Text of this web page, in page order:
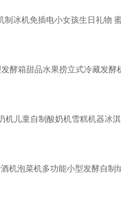
冰机免插电小女孩生日礼物
酵箱甜品水果捞立式冷藏发
机儿童自制酸奶机雪糕机器冰
机泡菜机多功能小型发酵自制